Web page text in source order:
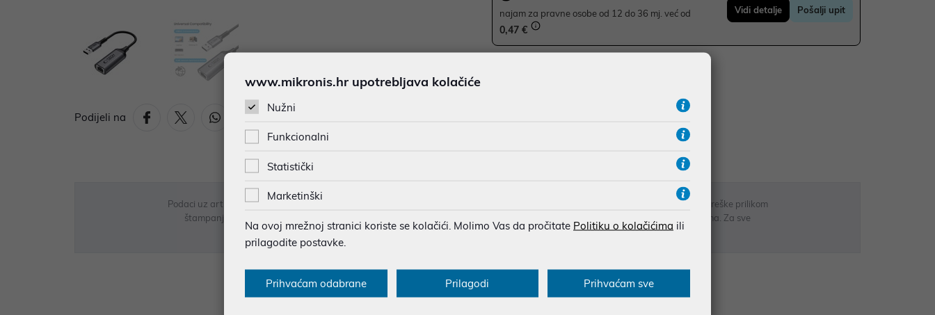
Podijeli na
najam za pravne osobe od 12 do 36 mj. već od
0,47 €
Vidi detalje Pošalji upit
BESPLATNA DOSTAVA ZA NARUDŽBE IZNAD 66,36€
Podaci uz artikle su prezentirani u dobroj namjeri. Mikronis d.o.o. ne odgovara za eventualne pogreške nastale u opisu proizvoda, greške prilikom
štampanja te promjene u dostupnosti i cijene. Slike artikala su ilustrativne prirode te ne moraju u potpunosti odgovarati artiklima. Za sve
eventualne nejasnoće možete nas kontaktirati naweb-prodaja@mikronis.hr
Opis Specifikacija Raspoloživost Recenzije
www.mikronis.hr upotrebljava kolačiće
Nužni
Funkcionalni
Statistički
Marketinški
Na ovoj mrežnoj stranici koriste se kolačići. Molimo Vas da pročitate Politiku o kolačićima ili
prilagodite postavke.
Prihvaćam odabrane Prilagodi Prihvaćam sve